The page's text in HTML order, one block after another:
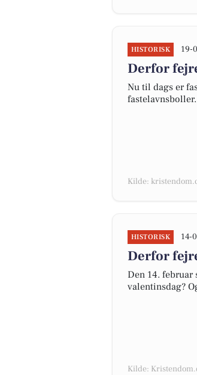
HISTORISK 19-
Derfor
Nu til dags er
Kilde:
HISTORISK 14-
Derfor
Den 14.
valentinsdag?
Kilde: